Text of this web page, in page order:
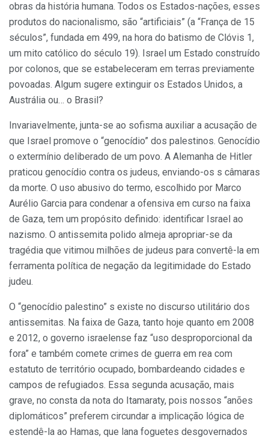
obras da história humana. Todos os Estados-nações, esses
produtos do nacionalismo, são “artificiais” (a “França de 15
séculos”, fundada em 499, na hora do batismo de Clóvis 1,
um mito católico do século 19). Israel um Estado construído
por colonos, que se estabeleceram em terras previamente
povoadas. Algum sugere extinguir os Estados Unidos, a
Austrália ou… o Brasil?
Invariavelmente, junta-se ao sofisma auxiliar a acusação de
que Israel promove o “genocídio” dos palestinos. Genocídio
o extermínio deliberado de um povo. A Alemanha de Hitler
praticou genocídio contra os judeus, enviando-os s câmaras
da morte. O uso abusivo do termo, escolhido por Marco
Aurélio Garcia para condenar a ofensiva em curso na faixa
de Gaza, tem um propósito definido: identificar Israel ao
nazismo. O antissemita polido almeja apropriar-se da
tragédia que vitimou milhões de judeus para convertê-la em
ferramenta política de negação da legitimidade do Estado
judeu.
O “genocídio palestino” s existe no discurso utilitário dos
antissemitas. Na faixa de Gaza, tanto hoje quanto em 2008
e 2012, o governo israelense faz “uso desproporcional da
fora” e também comete crimes de guerra em rea com
estatuto de território ocupado, bombardeando cidades e
campos de refugiados. Essa segunda acusação, mais
grave, no consta da nota do Itamaraty, pois nossos “anões
diplomáticos” preferem circundar a implicação lógica de
estendê-la ao Hamas, que lana foguetes desgovernados